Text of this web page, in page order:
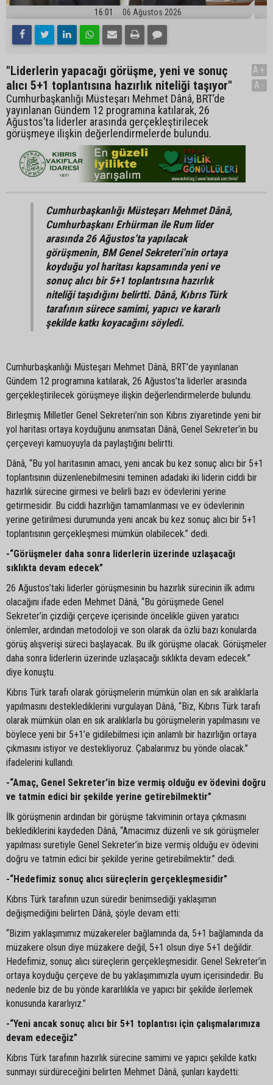
16:01 06 Ağustos 2026
"Liderlerin yapacağı görüşme, yeni ve sonuç
alıcı 5+1 toplantısına hazırlık niteliği taşıyor"
Cumhurbaşkanlığı Müsteşarı Mehmet Dânâ, BRT’de
yayınlanan Gündem 12 programına katılarak, 26
Ağustos’ta liderler arasında gerçekleştirilecek
görüşmeye ilişkin değerlendirmelerde bulundu.
A+
A-
Cumhurbaşkanlığı Müsteşarı Mehmet Dânâ,
Cumhurbaşkanı Erhürman ile Rum lider
arasında 26 Ağustos’ta yapılacak
görüşmenin, BM Genel Sekreteri’nin ortaya
koyduğu yol haritası kapsamında yeni ve
sonuç alıcı bir 5+1 toplantısına hazırlık
niteliği taşıdığını belirtti. Dânâ, Kıbrıs Türk
tarafının sürece samimi, yapıcı ve kararlı
şekilde katkı koyacağını söyledi.
Cumhurbaşkanlığı Müsteşarı Mehmet Dânâ, BRT’de yayınlanan
Gündem 12 programına katılarak, 26 Ağustos’ta liderler arasında
gerçekleştirilecek görüşmeye ilişkin değerlendirmelerde bulundu.
Birleşmiş Milletler Genel Sekreteri’nin son Kıbrıs ziyaretinde yeni bir
yol haritası ortaya koyduğunu anımsatan Dânâ, Genel Sekreter’in bu
çerçeveyi kamuoyuyla da paylaştığını belirtti.
Dânâ, “Bu yol haritasının amacı, yeni ancak bu kez sonuç alıcı bir 5+1
toplantısının düzenlenebilmesini teminen adadaki iki liderin ciddi bir
hazırlık sürecine girmesi ve belirli bazı ev ödevlerini yerine
getirmesidir. Bu ciddi hazırlığın tamamlanması ve ev ödevlerinin
yerine getirilmesi durumunda yeni ancak bu kez sonuç alıcı bir 5+1
toplantısının gerçekleşmesi mümkün olabilecek.” dedi.
-“Görüşmeler daha sonra liderlerin üzerinde uzlaşacağı
sıklıkta devam edecek”
26 Ağustos’taki liderler görüşmesinin bu hazırlık sürecinin ilk adımı
olacağını ifade eden Mehmet Dânâ, “Bu görüşmede Genel
Sekreter’in çizdiği çerçeve içerisinde öncelikle güven yaratıcı
önlemler, ardından metodoloji ve son olarak da özlü bazı konularda
görüş alışverişi süreci başlayacak. Bu ilk görüşme olacak. Görüşmeler
daha sonra liderlerin üzerinde uzlaşacağı sıklıkta devam edecek.”
diye konuştu.
Kıbrıs Türk tarafı olarak görüşmelerin mümkün olan en sık aralıklarla
yapılmasını desteklediklerini vurgulayan Dânâ, “Biz, Kıbrıs Türk tarafı
olarak mümkün olan en sık aralıklarla bu görüşmelerin yapılmasını ve
böylece yeni bir 5+1’e gidilebilmesi için anlamlı bir hazırlığın ortaya
çıkmasını istiyor ve destekliyoruz. Çabalarımız bu yönde olacak.”
ifadelerini kullandı.
-“Amaç, Genel Sekreter’in bize vermiş olduğu ev ödevini doğru
ve tatmin edici bir şekilde yerine getirebilmektir”
İlk görüşmenin ardından bir görüşme takviminin ortaya çıkmasını
beklediklerini kaydeden Dânâ, “Amacımız düzenli ve sık görüşmeler
yapılması suretiyle Genel Sekreter’in bize vermiş olduğu ev ödevini
doğru ve tatmin edici bir şekilde yerine getirebilmektir.” dedi.
-“Hedefimiz sonuç alıcı süreçlerin gerçekleşmesidir”
Kıbrıs Türk tarafının uzun süredir benimsediği yaklaşımın
değişmediğini belirten Dânâ, şöyle devam etti:
“Bizim yaklaşımımız müzakereler bağlamında da, 5+1 bağlamında da
müzakere olsun diye müzakere değil, 5+1 olsun diye 5+1 değildir.
Hedefimiz, sonuç alıcı süreçlerin gerçekleşmesidir. Genel Sekreter’in
ortaya koyduğu çerçeve de bu yaklaşımımızla uyum içerisindedir. Bu
nedenle biz de bu yönde kararlılıkla ve yapıcı bir şekilde ilerlemek
konusunda kararlıyız.”
-“Yeni ancak sonuç alıcı bir 5+1 toplantısı için çalışmalarımıza
devam edeceğiz”
Kıbrıs Türk tarafının hazırlık sürecine samimi ve yapıcı şekilde katkı
sunmayı sürdüreceğini belirten Mehmet Dânâ, şunları kaydetti: